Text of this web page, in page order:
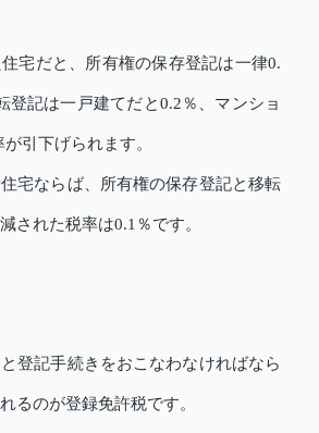
宅だと、所有権の保存登記は一律0.
登記は一戸建てだと0.2％、マンショ
引下げられます。
宅ならば、所有権の保存登記と移転
された税率は0.1％です。
登記手続きをおこなわなければなら
るのが登録免許税です。